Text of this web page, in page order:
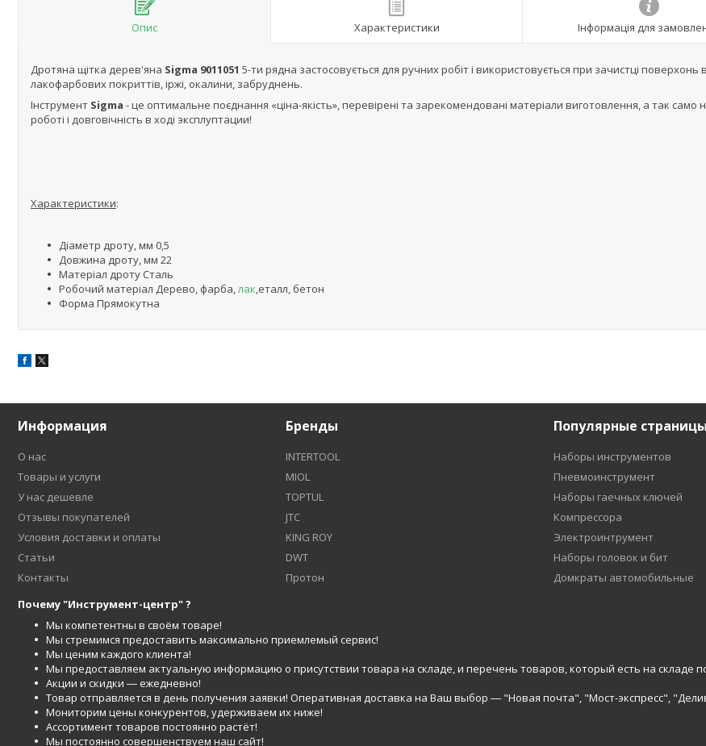
Опис Характеристики Інформація для
Дротяна щітка дерев'яна Sigma 9011051 5-ти рядна застосовується для ручних робіт і використовується при зачистці поверхонь
лакофарбових покриттів, іржі, окалини, забруднень.
Інструмент Sigma - це оптимальне поєднання «ціна-якість», перевірені та зарекомендовані матеріали виготовлення, а так само
роботі і довговічність в ході эксплуптации!
Характеристики:
Діаметр дроту, мм 0,5
Довжина дроту, мм 22
Матеріал дроту Сталь
Робочий матеріал Дерево, фарба,лак,еталл, бетон
Форма Прямокутна
Информация
О нас
Товары и услуги
У нас дешевле
Отзывы покупателей
Условия доставки и оплаты
Статьи
Контакты
Бренды
INTERTOOL
MIOL
TOPTUL
JTC
KING ROY
DWT
Протон
Популярные страницы
Наборы инструментов
Пневмоинструмент
Наборы гаечных ключей
Компрессора
Электроинтрумент
Наборы головок и бит
Домкраты автомобильные
Почему "Инструмент-центр" ?
Мы компетентны в своём товаре!
Мы стремимся предоставить максимально приемлемый сервис!
Мы ценим каждого клиента!
Мы предоставляем актуальную информацию о присутствии товара на складе, и перечень товаров, который есть на складе
Акции и скидки ― ежедневно!
Товар отправляется в день получения заявки! Оперативная доставка на Ваш выбор ― "Новая почта", "Мост-экспресс",
Мониторим цены конкурентов, удерживаем их ниже!
Ассортимент товаров постоянно растёт!
Мы постоянно совершенствуем наш сайт!